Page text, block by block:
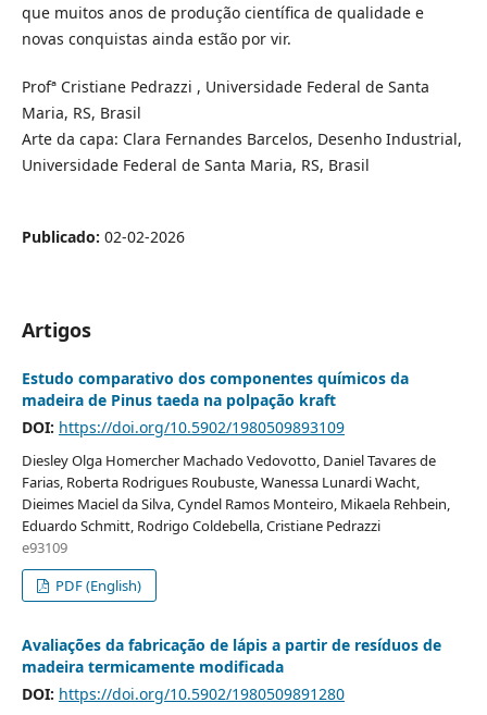
que muitos anos de produção científica de qualidade e
novas conquistas ainda estão por vir.
Profª Cristiane Pedrazzi , Universidade Federal de Santa
Maria, RS, Brasil
Arte da capa: Clara Fernandes Barcelos, Desenho Industrial,
Universidade Federal de Santa Maria, RS, Brasil
Publicado: 02-02-2026
Artigos
Estudo comparativo dos componentes químicos da
madeira de Pinus taeda na polpação kraft
DOI: https://doi.org/10.5902/1980509893109
Diesley Olga Homercher Machado Vedovotto, Daniel Tavares de
Farias, Roberta Rodrigues Roubuste, Wanessa Lunardi Wacht,
Dieimes Maciel da Silva, Cyndel Ramos Monteiro, Mikaela Rehbein,
Eduardo Schmitt, Rodrigo Coldebella, Cristiane Pedrazzi
e93109
PDF (English)
Avaliações da fabricação de lápis a partir de resíduos de
madeira termicamente modificada
DOI: https://doi.org/10.5902/1980509891280